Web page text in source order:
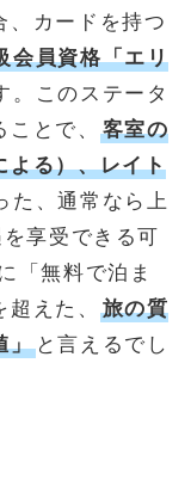
、カードを持つ
会員資格「エリ
。このステータ
とで、
客室の
よる）、レイト
た、通常なら上
享受できる可
「無料で泊ま
えた、
旅の質
」と言えるでし